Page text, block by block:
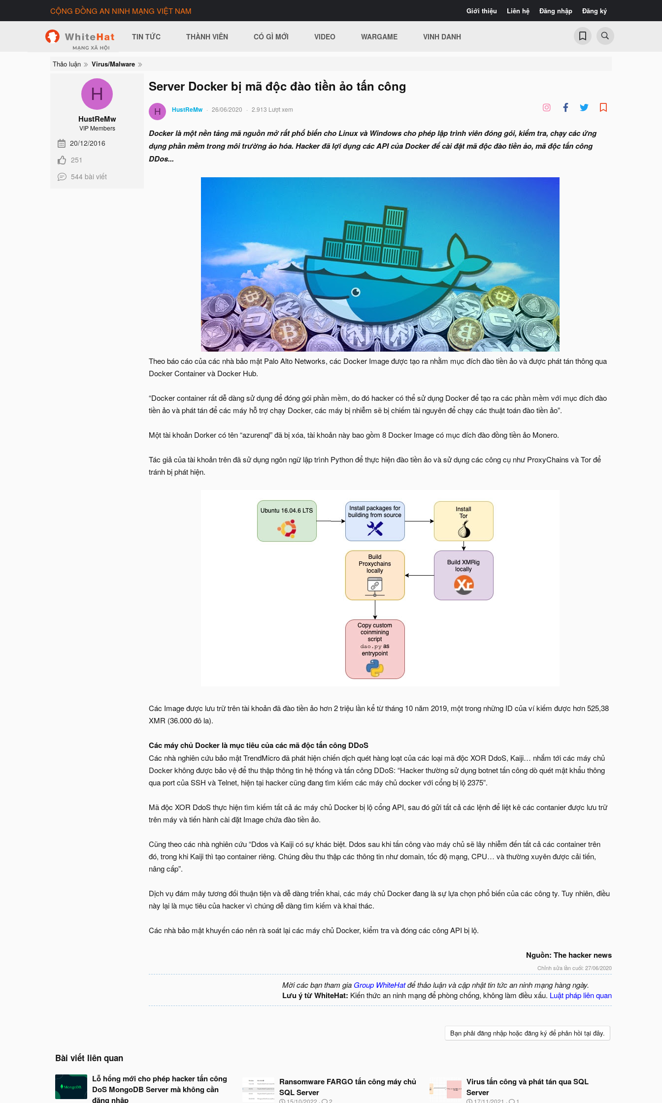
Giới thiệu Liên hệ Đăng nhập Đăng ký
CỘNG ĐỒNG AN NINH MẠNG VIỆT NAM
TIN TỨC THÀNH VIÊN CÓ GÌ MỚI VIDEO WARGAME VINH DANH
Thảo luận Virus/Malware
H
HustReMw
VIP Members
20/12/2016
251
544 bài viết
Server Docker bị mã độc đào tiền ảo tấn công
H HustReMw 26/06/2020 2.913 Lượt xem
Docker là một nền tảng mã nguồn mở rất phổ biến cho Linux và Windows cho phép lập trình viên đóng gói, kiểm tra, chạy các ứng
dụng phần mềm trong môi trường ảo hóa. Hacker đã lợi dụng các API của Docker để cài đặt mã độc đào tiền ảo, mã độc tấn công
DDos...
Theo báo cáo của các nhà bảo mật Palo Alto Networks, các Docker Image được tạo ra nhằm mục đích đào tiền ảo và được phát tán thông qua
Docker Container và Docker Hub.
“Docker container rất dễ dàng sử dụng để đóng gói phần mềm, do đó hacker có thể sử dụng Docker để tạo ra các phần mềm với mục đích đào
tiền ảo và phát tán để các máy hỗ trợ chạy Docker, các máy bị nhiễm sẽ bị chiếm tài nguyên để chạy các thuật toán đào tiền ảo”.
Một tài khoản Dorker có tên “azurenql” đã bị xóa, tài khoản này bao gồm 8 Docker Image có mục đích đào đồng tiền ảo Monero.
Tác giả của tài khoản trên đã sử dụng ngôn ngữ lập trình Python để thực hiện đào tiền ảo và sử dụng các công cụ như ProxyChains và Tor để
tránh bị phát hiện.
Các Image được lưu trữ trên tài khoản đã đào tiền ảo hơn 2 triệu lần kể từ tháng 10 năm 2019, một trong những ID của ví kiếm được hơn 525,38
XMR (36.000 đô la).
Các máy chủ Docker là mục tiêu của các mã độc tấn công DDoS
Các nhà nghiên cứu bảo mật TrendMicro đã phát hiện chiến dịch quét hàng loạt của các loại mã độc XOR DdoS, Kaiji… nhắm tới các máy chủ
Docker không được bảo vệ để thu thập thông tin hệ thống và tấn công DDoS: “Hacker thường sử dụng botnet tấn công dò quét mật khẩu thông
qua port của SSH và Telnet, hiện tại hacker cũng đang tìm kiếm các máy chủ docker với cổng bị lộ 2375”.
Mã độc XOR DdoS thực hiện tìm kiếm tất cả ác máy chủ Docker bị lộ cổng API, sau đó gửi tất cả các lệnh để liệt kê các contanier được lưu trữ
trên máy và tiến hành cài đặt Image chứa đào tiền ảo.
Cũng theo các nhà nghiên cứu “Ddos và Kaiji có sự khác biệt. Ddos sau khi tấn công vào máy chủ sẽ lây nhiễm đến tất cả các container trên
đó, trong khi Kaiji thì tạo container riêng. Chúng đều thu thập các thông tin như domain, tốc độ mạng, CPU… và thường xuyên được cải tiến,
nâng cấp”.
Dịch vụ đám mây tương đối thuận tiện và dễ dàng triển khai, các máy chủ Docker đang là sự lựa chọn phổ biến của các công ty. Tuy nhiên, điều
này lại là mục tiêu của hacker vì chúng dễ dàng tìm kiếm và khai thác.
Các nhà bảo mật khuyến cáo nên rà soát lại các máy chủ Docker, kiểm tra và đóng các công API bị lộ.
Nguồn: The hacker news
Chỉnh sửa lần cuối: 27/06/2020
Mời các bạn tham gia Group WhiteHatđể thảo luận và cập nhật tin tức an ninh mạng hàng ngày.
Lưu ý từ WhiteHat: Kiến thức an ninh mạng để phòng chống, không làm điều xấu. Luật pháp liên quan
Bạn phải đăng nhập hoặc đăng ký để phản hồi tại đây.
Bài viết liên quan
Lỗ hổng mới cho phép hacker tấn công
DoS MongoDB Server mà không cần
đăng nhập
Ransomware FARGO tấn công máy chủ
SQL Server
N
15/10/2022 2
Virus tấn công và phát tán qua SQL
Server
N
17/11/2021 1